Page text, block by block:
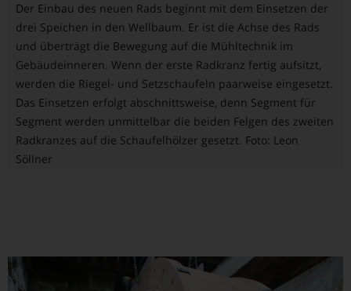
Der Einbau des neuen Rads beginnt mit dem Einsetzen der
drei Speichen in den Wellbaum. Er ist die Achse des Rads
und überträgt die Bewegung auf die Mühltechnik im
Gebäudeinneren. Wenn der erste Radkranz fertig aufsitzt,
werden die Riegel- und Setzschaufeln paarweise eingesetzt.
Das Einsetzen erfolgt abschnittsweise, denn Segment für
Segment werden unmittelbar die beiden Felgen des zweiten
Radkranzes auf die Schaufelhölzer gesetzt. Foto: Leon
Söllner